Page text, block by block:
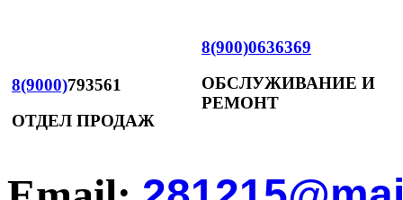
8(9000)793561
ОТДЕЛ ПРОДАЖ
8(900)0636369
ОБСЛУЖИВАНИЕ И
РЕМОНТ